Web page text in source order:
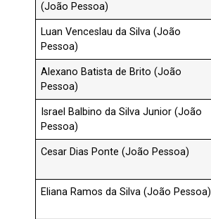
(João Pessoa)
Luan Venceslau da Silva (João
Pessoa)
Alexano Batista de Brito (João
Pessoa)
Israel Balbino da Silva Junior (João
Pessoa)
Cesar Dias Ponte (João Pessoa)
Eliana Ramos da Silva (João Pessoa)